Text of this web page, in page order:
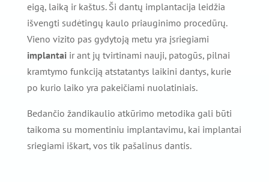
eigą, laiką ir kaštus. Ši dantų implantacija leidžia
išvengti sudėtingų kaulo priauginimo procedūrų.
Vieno vizito pas gydytoją metu yra įsriegiami
implantaiir ant jų tvirtinami nauji, patogūs, pilnai
kramtymo funkciją atstatantys laikini dantys, kurie
po kurio laiko yra pakeičiami nuolatiniais.
Bedančio žandikaulio atkūrimo metodika gali būti
taikoma su momentiniu implantavimu, kai implantai
sriegiami iškart, vos tik pašalinus dantis.